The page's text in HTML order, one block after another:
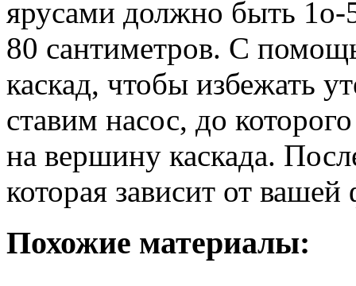
ярусами должно быть 1о-
80 сантиметров. С
каскад, чтобы избежать
ставим насос, до
на вершину каскада.
которая зависит от вашей
Похожие материалы: